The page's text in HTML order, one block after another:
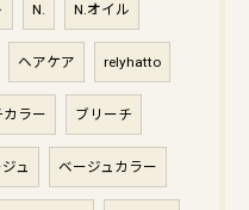
N. N.オイル
ヘアケア relyhatto
カラー ブリーチ
ュ ベージュカラー